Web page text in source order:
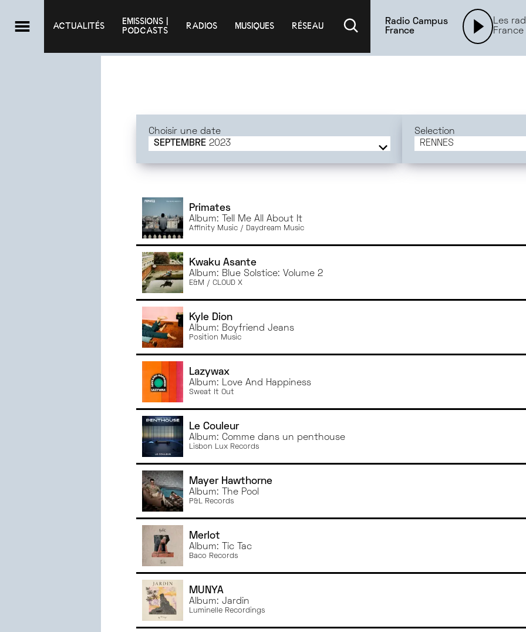
ACTUALITÉS
EMISSIONS |
PODCASTS
RADIOS MUSIQUES RÉSEAU
Radio Campus
France
Les
France
Choisir une date
SEPTEMBRE2023
MARS
2025
FÉVRIER 2025
JANVIER
DÉCEMBRE
NOVEMBRE2024
OCTOBRE2024
2024
MAI2024
AVRIL
2024
MARS2024
FÉVRIER
2024
JANVIER2024
DÉCEMBRE
NOVEMBRE
OCTOBRE 2023
SEPTEMBRE2023
JUIN2023
MAI2023
AVRIL2023
MARS2023
FÉVRIER
JANVIER2023
JUIN2022
MAI2022
AVRIL
2022
MARS
2022
Selection
RENNES
Primates
Album: Tell Me All About It
Affinity Music / Daydream Music
Kwaku Asante
Album: Blue Solstice: Volume 2
E&M / CLOUD X
Kyle Dion
Album: Boyfriend Jeans
Position Music
Lazywax
Album: Love And Happiness
Sweat It Out
Le Couleur
Album: Comme dans un penthouse
Lisbon Lux Records
Mayer Hawthorne
Album: The Pool
P&L Records
Merlot
Album: Tic Tac
Baco Records
MUNYA
Album: Jardin
Luminelle Recordings